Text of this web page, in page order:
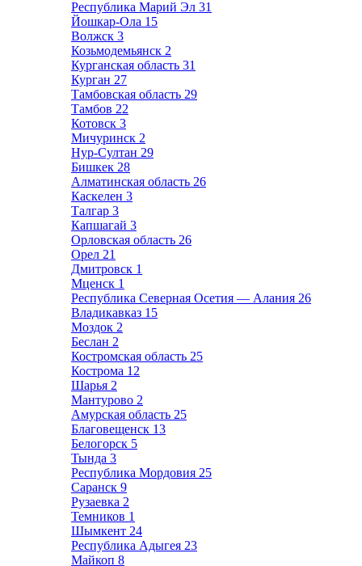
Республика Марий Эл 31
Йошкар-Ола 15
Волжск 3
Козьмодемьянск 2
Курганская область 31
Курган 27
Тамбовская область 29
Тамбов 22
Котовск 3
Мичуринск 2
Нур-Султан 29
Бишкек 28
Алматинская область 26
Каскелен 3
Талгар 3
Капшагай 3
Орловская область 26
Орел 21
Дмитровск 1
Мценск 1
Республика Северная Осетия — Алания 26
Владикавказ 15
Моздок 2
Беслан 2
Костромская область 25
Кострома 12
Шарья 2
Мантурово 2
Амурская область 25
Благовещенск 13
Белогорск 5
Тында 3
Республика Мордовия 25
Саранск 9
Рузаевка 2
Темников 1
Шымкент 24
Республика Адыгея 23
Майкоп 8